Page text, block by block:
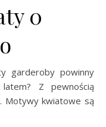
0
garderoby powinny
Z pewnością
. Motywy kwiatowe są